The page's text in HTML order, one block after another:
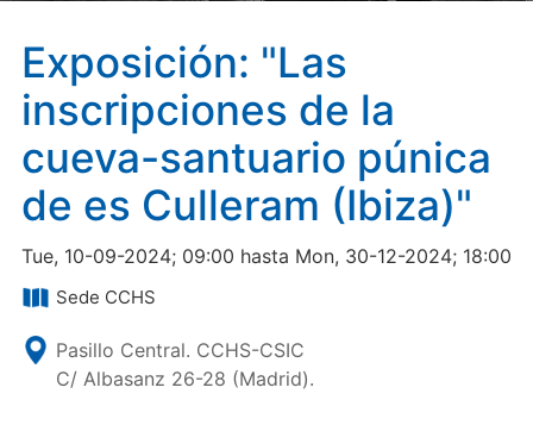
Exposición: "Las
inscripciones de la
cueva-santuario púnica
de es Culleram (Ibiza)"
Tue, 10-09-2024; 09:00 hasta Mon, 30-12-2024; 18:00
Sede CCHS
Pasillo Central. CCHS-CSIC
C/ Albasanz 26-28 (Madrid).